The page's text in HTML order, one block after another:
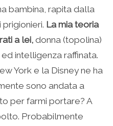
bambina, rapita dalla
La mia teoria
a lei, donna (topolina)
intelligenza raffinata.
York e la Disney ne ha
sono andata a
per farmi portare? A
Probabilmente